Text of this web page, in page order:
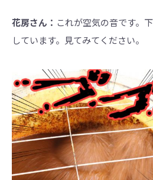
花房さん： これが空気の音です。
しています。見てみてください。